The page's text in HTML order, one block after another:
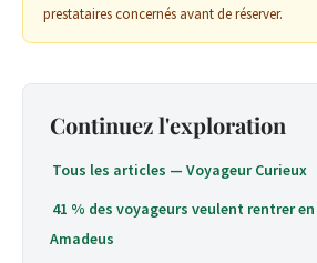
prestataires concernés avant de réserver.
Continuez l'exploration
Tous les articles — Voyageur Curieux
41 % des voyageurs veulent rentrer
Amadeus